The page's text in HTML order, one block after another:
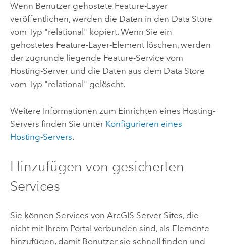
Wenn Benutzer gehostete Feature-Layer
veröffentlichen, werden die Daten in den Data Store
vom Typ "relational" kopiert. Wenn Sie ein
gehostetes Feature-Layer-Element löschen, werden
der zugrunde liegende Feature-Service vom
Hosting-Server und die Daten aus dem Data Store
vom Typ "relational" gelöscht.
Weitere Informationen zum Einrichten eines Hosting-
Servers finden Sie unter Konfigurieren eines
Hosting-Servers.
Hinzufügen von gesicherten
Services
Sie können Services von ArcGIS Server-Sites, die
nicht mit Ihrem Portal verbunden sind, als Elemente
hinzufügen, damit Benutzer sie schnell finden und